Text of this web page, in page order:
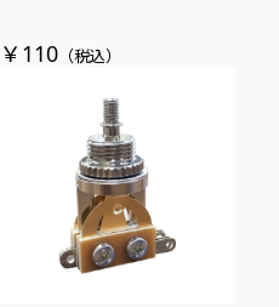
￥110 （税込）